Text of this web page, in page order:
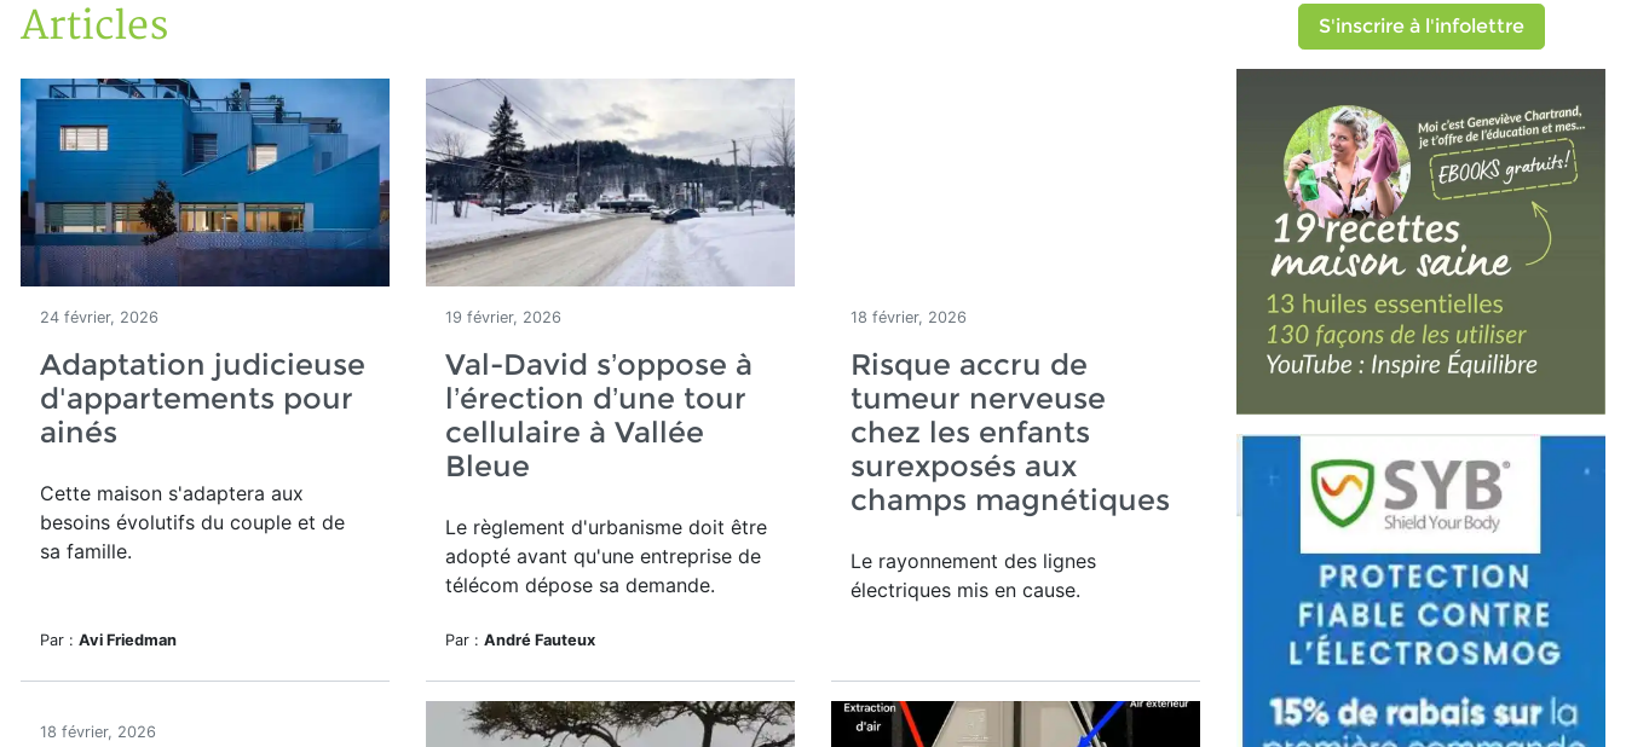
Accueil
Articles
Articles
24 février, 2026
Adaptation judicieuse
d'appartements pour
ainés
Cette maison s'adaptera aux
besoins évolutifs du couple et de
sa famille.
Par : Avi Friedman
19 février, 2026
Val-David s’oppose à
l’érection d’une tour
cellulaire à Vallée
Bleue
Le règlement d'urbanisme doit être
adopté avant qu'une entreprise de
télécom dépose sa demande.
Par : André Fauteux
18 février, 2026
Risque accru de
tumeur nerveuse
chez les enfants
surexposés aux
champs magnétiques
Le rayonnement des lignes
électriques mis en cause.
18 février, 2026
S'inscrire à l'infolettre